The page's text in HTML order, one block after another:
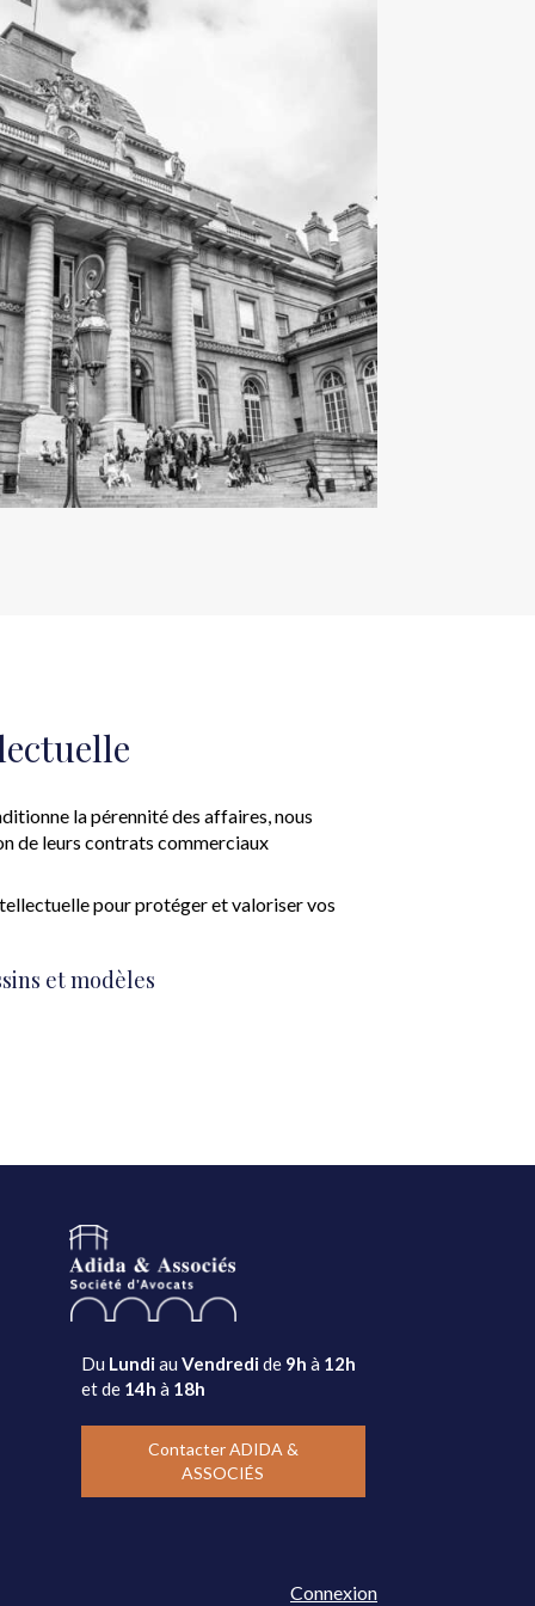
la pérennité des affaires, nous
de leurs contrats commerciaux
pour protéger et valoriser vos
et modèles
Du Lundiau Vendredide 9h à 12h
et de 14h à 18h
Contacter ADIDA &
ASSOCIÉS
Connexion